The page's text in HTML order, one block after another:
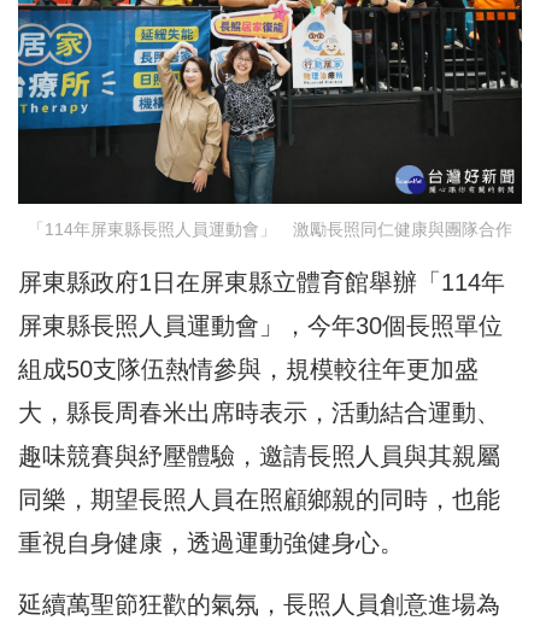
「114年屏東縣長照人員運動會」 激勵長照同仁健康與團隊合作
屏東縣政府1日在屏東縣立體育館舉辦「114年
屏東縣長照人員運動會」，今年30個長照單位
組成50支隊伍熱情參與，規模較往年更加盛
大，縣長周春米出席時表示，活動結合運動、
趣味競賽與紓壓體驗，邀請長照人員與其親屬
同樂，期望長照人員在照顧鄉親的同時，也能
重視自身健康，透過運動強健身心。
延續萬聖節狂歡的氣氛，長照人員創意進場為